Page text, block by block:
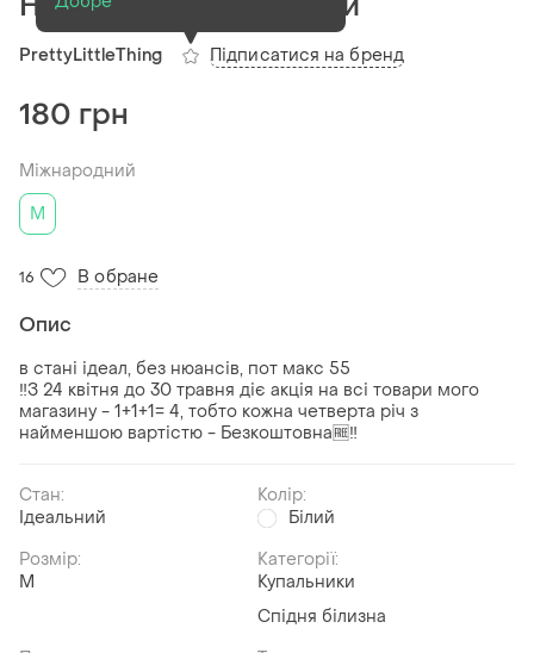
PrettyLittleThing Підписатися на бренд
180 грн
Міжнародний
M
16 В обране
Опис
в стані ідеал, без нюансів, пот макс 55
‼️З 24 квітня до 30 травня діє акція на всі товари мого
магазину - 1+1+1= 4, тобто кожна четверта річ з
найменшою вартістю - Безкоштовна🆓️‼️
Стан:
Ідеальний
Колір:
Білий
Розмір:
M
Категорії:
Купальники
Спідня білизна